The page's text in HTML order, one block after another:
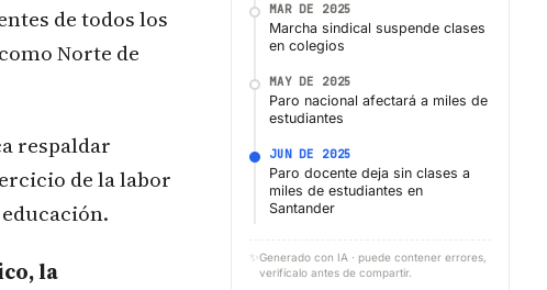
de todos los
Norte de
respaldar
de la labor
la
MAR DE 2025
Marcha sindical suspende clases
en colegios
MAY DE 2025
Paro nacional afectará a miles de
estudiantes
JUN DE 2025
Paro docente deja sin clases a
miles de estudiantes en
Santander
✨ Generado con IA · puede contener errores,
verifícalo antes de compartir.